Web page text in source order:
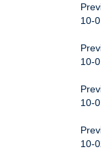
10-
10-
10-
10-